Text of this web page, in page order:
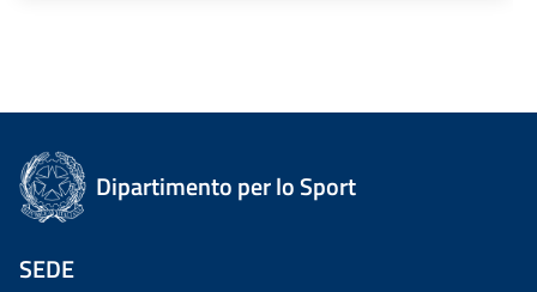
Dipartimento per lo Sport
SEDE